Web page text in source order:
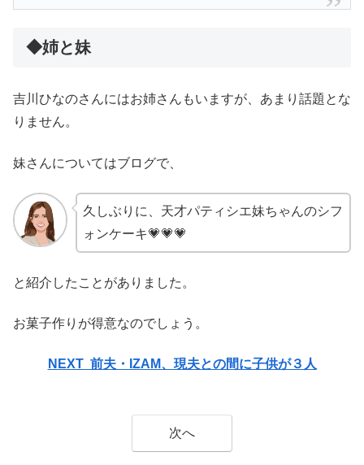
◆姉と妹
吉川ひなのさんにはお姉さんもいますが、あまり話題とな
りません。
妹さんについてはブログで、
久しぶりに、天才パティシエ妹ちゃんのシフ
ォンケーキ💗💗💗
と紹介したことがありました。
お菓子作りが得意なのでしょう。
NEXT 前夫・IZAM、現夫との間に子供が３人
次へ